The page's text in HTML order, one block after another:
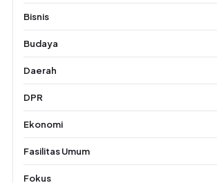
Bisnis
Budaya
Daerah
DPR
Ekonomi
Fasilitas Umum
Fokus